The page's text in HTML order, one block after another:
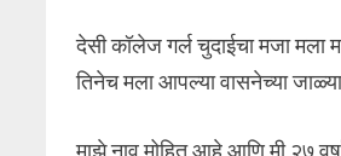
देसी कॉलेज गर्ल चुदाईचा मजा मला
तिनेच मला आपल्या वासनेच्या